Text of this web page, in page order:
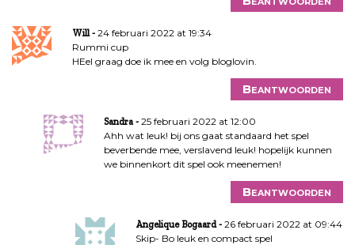
Will
24 februari 2022 at 19:34
Rummi cup
HEel graag doe ik mee en volg bloglovin.
Beantwoorden
Sandra
25 februari 2022 at 12:00
Ahh wat leuk! bij ons gaat standaard het spel
beverbende mee, verslavend leuk! hopelijk kunnen
we binnenkort dit spel ook meenemen!
Beantwoorden
Angelique Bogaard
26 februari 2022 at 09:44
Skip- Bo leuk en compact spel